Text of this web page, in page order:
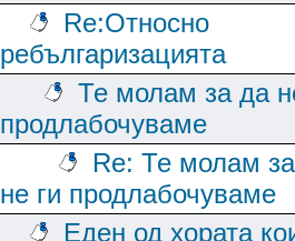
Re:Относно
ребългаризацията
Те молам за да
продлабочуваме
Re: Те молам
не ги продлабочуваме
Еден од хората